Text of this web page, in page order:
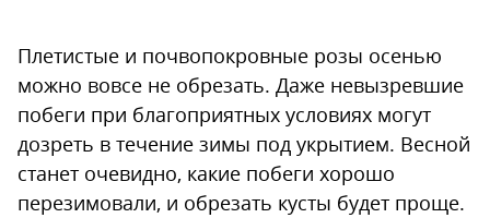
Плетистые и почвопокровные розы осенью
можно вовсе не обрезать. Даже невызревшие
побеги при благоприятных условиях могут
дозреть в течение зимы под укрытием. Весной
станет очевидно, какие побеги хорошо
перезимовали, и обрезать кусты будет проще.